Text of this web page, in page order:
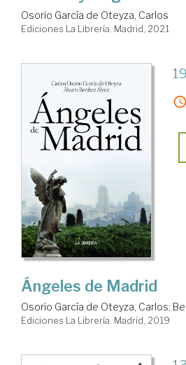
Osorio García de Oteyza, Carlos
Ediciones La Librería. Madrid, 2021
Ángeles de Madrid
Osorio García de Oteyza, Carlos;
Ediciones La Librería. Madrid, 2019